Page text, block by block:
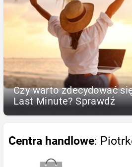
Czy warto zdecydować
Last Minute? Sprawdź
Centra handlowe: